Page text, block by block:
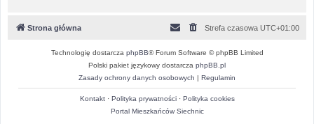
Strona główna Strefa czasowa UTC+01:00
Technologię dostarcza phpBB® Forum Software © phpBB Limited
Polski pakiet językowy dostarcza phpBB.pl
Zasady ochrony danych osobowych | Regulamin
Kontakt· Polityka prywatności· Polityka cookies
Portal Mieszkańców Siechnic